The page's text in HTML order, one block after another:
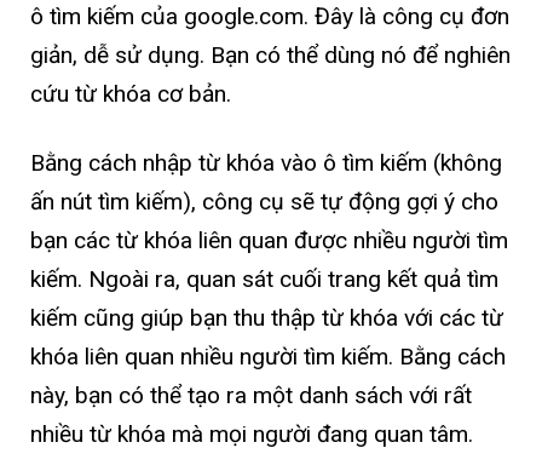
ô tìm kiếm của google.com. Đây là công cụ đơn
giản, dễ sử dụng. Bạn có thể dùng nó để nghiên
cứu từ khóa cơ bản.
Bằng cách nhập từ khóa vào ô tìm kiếm (không
ấn nút tìm kiếm), công cụ sẽ tự động gợi ý cho
bạn các từ khóa liên quan được nhiều người tìm
kiếm. Ngoài ra, quan sát cuối trang kết quả tìm
kiếm cũng giúp bạn thu thập từ khóa với các từ
khóa liên quan nhiều người tìm kiếm. Bằng cách
này, bạn có thể tạo ra một danh sách với rất
nhiều từ khóa mà mọi người đang quan tâm.